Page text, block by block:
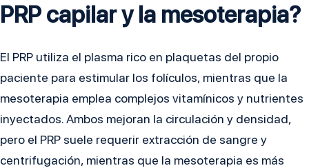
PRP capilar y la mesoterapia?
El PRP utiliza el plasma rico en plaquetas del propio
paciente para estimular los folículos, mientras que la
mesoterapia emplea complejos vitamínicos y nutrientes
inyectados. Ambos mejoran la circulación y densidad,
pero el PRP suele requerir extracción de sangre y
centrifugación, mientras que la mesoterapia es más